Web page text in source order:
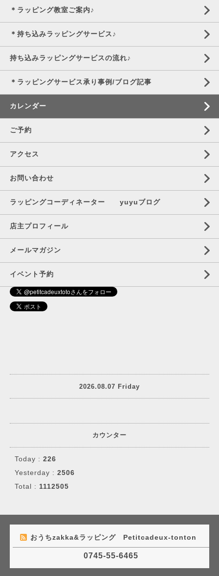
＊ラッピング教室ご案内♪
＊持ち込みラッピングサービス♪
持ち込みラッピングサービスの流れ♪
＊ラッピングサービス承り事例/ブログ記事
カレンダー
ご予約
アクセス
お問い合わせ
ラッピングコーディネーター yuyuブログ
店主プロフィール
メールマガジン
イベント予約
2026.08.07 Friday
カウンター
Today : 226
Yesterday : 2506
Total : 1112505
おうちzakka&ラッピング Petitcadeux-tonton
0745-55-6465